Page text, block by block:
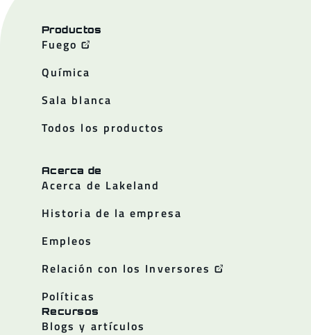
Productos
Fuego
Química
Sala blanca
Todos los productos
Acerca de
Acerca de Lakeland
Historia de la empresa
Empleos
Relación con los Inversores
Políticas
Recursos
Blogs y artículos